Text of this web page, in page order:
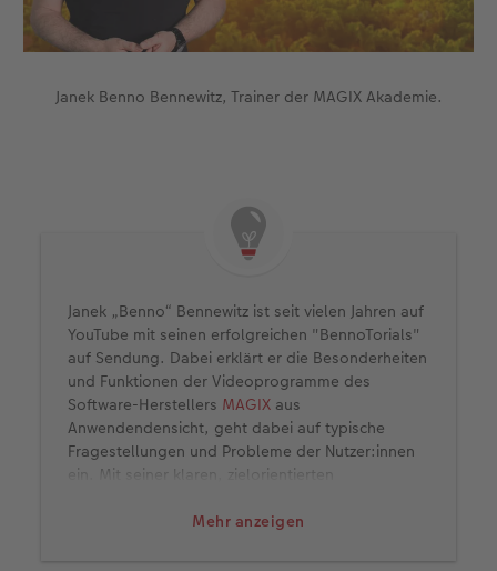
Janek Benno Bennewitz, Trainer der MAGIX Akademie.
Mehr anzeigen
Janek „Benno“ Bennewitz ist seit vielen Jahren auf
YouTube mit seinen erfolgreichen "BennoTorials"
auf Sendung. Dabei erklärt er die Besonderheiten
und Funktionen der Videoprogramme des
Software-Herstellers MAGIX aus
Anwendendensicht, geht dabei auf typische
Fragestellungen und Probleme der Nutzer:innen
ein. Mit seiner klaren, zielorientierten
ständig wachsenden Followerkreis erarbeitet.